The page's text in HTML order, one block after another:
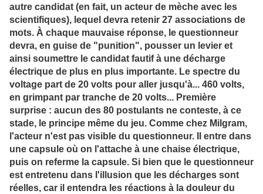
autre candidat (en fait, un acteur de mèche avec les
scientifiques), lequel devra retenir 27 associations de
mots. À chaque mauvaise réponse, le questionneur
devra, en guise de "punition", pousser un levier et
ainsi soumettre le candidat fautif à une décharge
électrique de plus en plus importante. Le spectre du
voltage part de 20 volts pour aller jusqu'à... 460 volts,
en grimpant par tranche de 20 volts... Première
surprise : aucun des 80 postulants ne conteste, à ce
stade, le principe même du jeu. Comme chez Milgram,
l'acteur n'est pas visible du questionneur. Il entre dans
une capsule où on l'attache à une chaise électrique,
puis on referme la capsule. Si bien que le questionneur
est entretenu dans l'illusion que les décharges sont
réelles, car il entendra les réactions à la douleur du